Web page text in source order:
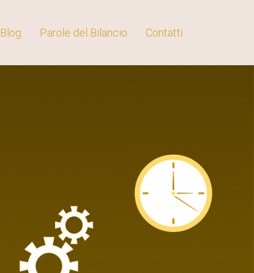
Blog Parole del Bilancio Contatti